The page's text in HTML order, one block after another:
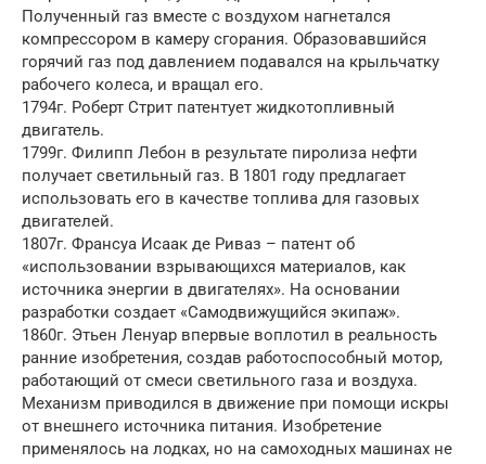
Полученный газ вместе с воздухом нагнетался
компрессором в камеру сгорания. Образовавшийся
горячий газ под давлением подавался на крыльчатку
рабочего колеса, и вращал его.
1794г. Роберт Стрит патентует жидкотопливный
двигатель.
1799г. Филипп Лебон в результате пиролиза нефти
получает светильный газ. В 1801 году предлагает
использовать его в качестве топлива для газовых
двигателей.
1807г. Франсуа Исаак де Риваз – патент об
«использовании взрывающихся материалов, как
источника энергии в двигателях». На основании
разработки создает «Самодвижущийся экипаж».
1860г. Этьен Ленуар впервые воплотил в реальность
ранние изобретения, создав работоспособный мотор,
работающий от смеси светильного газа и воздуха.
Механизм приводился в движение при помощи искры
от внешнего источника питания. Изобретение
применялось на лодках, но на самоходных машинах не